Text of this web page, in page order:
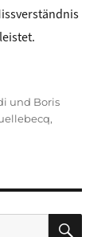
FICTION.
und Boris
,